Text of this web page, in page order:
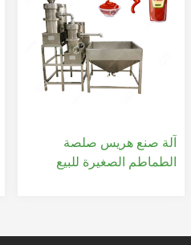
آلة صنع هريس صلصة
الطماطم الصغيرة للبيع